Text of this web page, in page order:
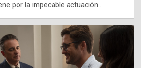
por la impecable actuación…